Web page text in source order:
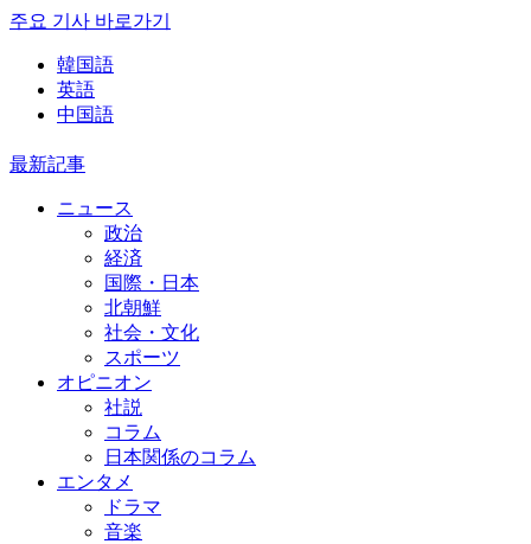
주요 기사 바로가기
韓国語
英語
中国語
最新記事
ニュース
政治
経済
国際・日本
北朝鮮
社会・文化
スポーツ
オピニオン
社説
コラム
日本関係のコラム
エンタメ
ドラマ
音楽